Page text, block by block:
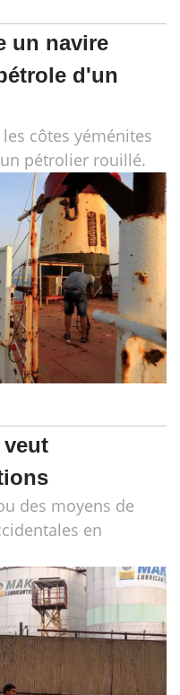
un navire
d'un
côtes yéménites
pétrolier rouillé.
veut
des moyens de
en